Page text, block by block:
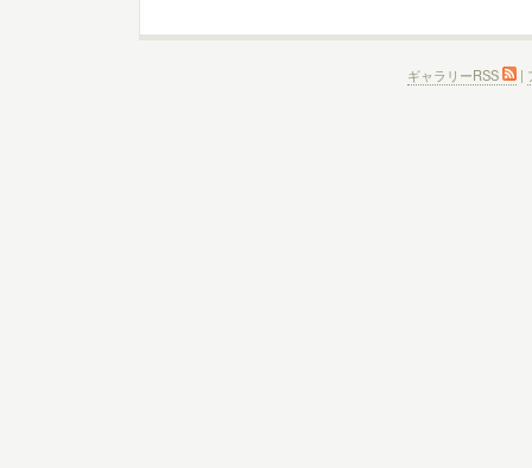
ギャラリーRSS |